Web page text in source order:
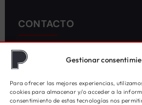
Gestionar
Para ofrecer las mejores experiencias,
cookies para almacenar y/o acceder a la
consentimiento de estas tecnologías nos
CONTACTO
paris@menparis.com